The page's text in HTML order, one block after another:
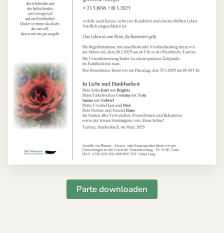
Parte downloaden